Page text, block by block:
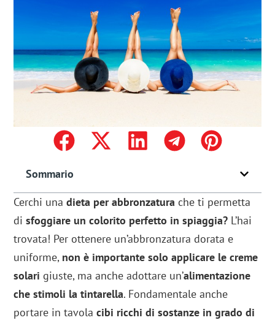
Sommario
Cerchi unadieta per abbronzatura che ti permetta
disfoggiare un colorito perfetto in spiaggia? L’hai
trovata! Per ottenere un’abbronzatura dorata e
uniforme, non è importante solo applicare le creme
solari giuste, ma anche adottare un’alimentazione
che stimoli la tintarella. Fondamentale anche
portare in tavolacibi ricchi di sostanze in grado di